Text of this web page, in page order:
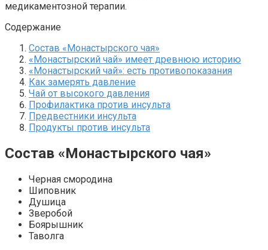
медикаментозной терапии.
Содержание
Состав «Монастырского чая»
«Монастырский чай» имеет древнюю историю
«Монастырский чай»: есть противопоказания
Как замерять давление
Чай от высокого давления
Профилактика против инсульта
Предвестники инсульта
Продукты против инсульта
Состав «Монастырского чая»
Черная смородина
Шиповник
Душица
Зверобой
Боярышник
Таволга